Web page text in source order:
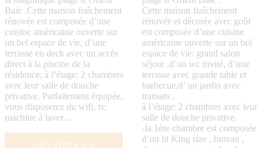
Baie .Cette maison fraîchement
rénovée est composée d’une
cuisine américaine ouverte sur
un bel espace de vie, d’une
terrasse en deck avec un accès
direct à la piscine de la
résidence; à l’étage: 2 chambres
avec leur salle de douche
privative. Parfaitement équipée,
vous disposerez du wifi, tv,
machine à laver…
Cette maison fraîchement
rénovée et décorée avec goût
est composée d’une cuisine
américaine ouverte sur un bel
espace de vie: grand salon
séjour ,d’un wc invité, d’une
terrasse avec grande table et
barbecue,d’ un jardin avec
transats ,
à l’étage: 2 chambres avec leur
salle de douche privative.
-la 1ère chambre est composée
d’un lit King size , bureau ,